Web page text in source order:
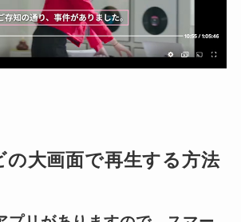
の大画面で再生する方法